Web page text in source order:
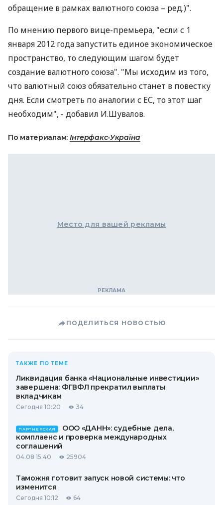
обращение в рамках валютного союза – ред.)".
По мнению первого вице-премьера, "если с 1
января 2012 года запустить единое экономическое
пространство, то следующим шагом будет
создание валютного союза". "Мы исходим из того,
что валютный союз обязательно станет в повестку
дня. Если смотреть по аналогии с ЕС, то этот шаг
необходим", - добавил И.Шувалов.
По материалам: Інтерфакс-Україна
Место для вашей рекламы
ПОДЕЛИТЬСЯ НОВОСТЬЮ
ТАКЖЕ ПО ТЕМЕ
Ликвидация банка «Национальные инвестиции»
завершена: ФГВФЛ прекратил выплаты
вкладчикам
Сегодня 10:20 34
ПАРТНЕРСКАЯ
ООО «ДАНН»: судебные дела,
комплаенс и проверка международных
соглашений
04.08 15:40 25904
Таможня готовит запуск новой системы: что
изменится
Сегодня 10:12 64